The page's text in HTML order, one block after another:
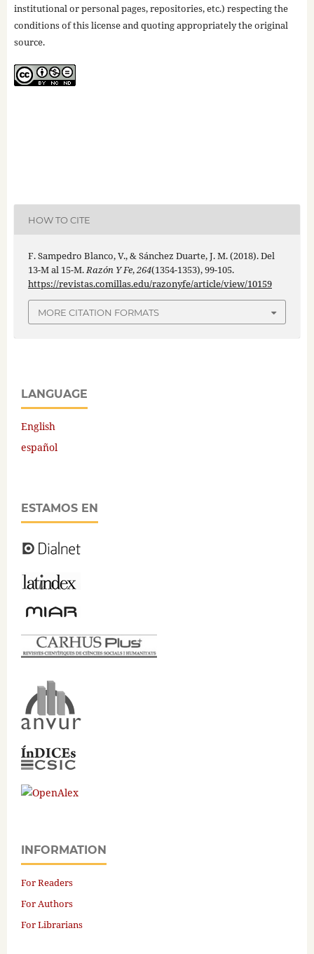
institutional or personal pages, repositories, etc.) respecting the
conditions of this license and quoting appropriately the original
source.
HOW TO CITE
F. Sampedro Blanco, V., & Sánchez Duarte, J. M. (2018). Del
13-M al 15-M.Razón Y Fe,264(1354-1353), 99-105.
https://revistas.comillas.edu/razonyfe/article/view/10159
MORE CITATION FORMATS
LANGUAGE
English
español
ESTAMOS EN
INFORMATION
For Readers
For Authors
For Librarians